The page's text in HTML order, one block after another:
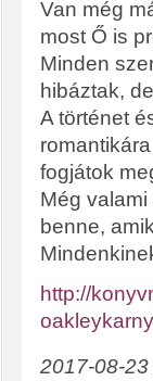
Van még
most Ő is
Minden
hibáztak,
A történet
fogjátok
Még
benne,
http://
2017-08-